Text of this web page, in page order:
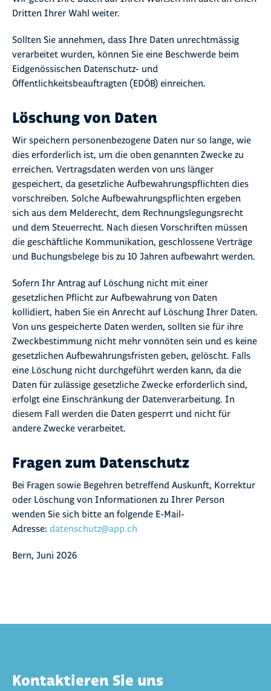
Dritten Ihrer Wahl weiter.
Sollten Sie annehmen, dass Ihre Daten unrechtmässig
verarbeitet wurden, können Sie eine Beschwerde beim
Eidgenössischen Datenschutz- und
Öffentlichkeitsbeauftragten (EDÖB) einreichen.
Löschung von Daten
Wir speichern personenbezogene Daten nur so lange, wie
dies erforderlich ist, um die oben genannten Zwecke zu
erreichen. Vertragsdaten werden von uns länger
gespeichert, da gesetzliche Aufbewahrungspflichten dies
vorschreiben. Solche Aufbewahrungspflichten ergeben
sich aus dem Melderecht, dem Rechnungslegungsrecht
und dem Steuerrecht. Nach diesen Vorschriften müssen
die geschäftliche Kommunikation, geschlossene Verträge
und Buchungsbelege bis zu 10 Jahren aufbewahrt werden.
Sofern Ihr Antrag auf Löschung nicht mit einer
gesetzlichen Pflicht zur Aufbewahrung von Daten
kollidiert, haben Sie ein Anrecht auf Löschung Ihrer Daten.
Von uns gespeicherte Daten werden, sollten sie für ihre
Zweckbestimmung nicht mehr vonnöten sein und es keine
gesetzlichen Aufbewahrungsfristen geben, gelöscht. Falls
eine Löschung nicht durchgeführt werden kann, da die
Daten für zulässige gesetzliche Zwecke erforderlich sind,
erfolgt eine Einschränkung der Datenverarbeitung. In
diesem Fall werden die Daten gesperrt und nicht für
andere Zwecke verarbeitet.
Fragen zum Datenschutz
Bei Fragen sowie Begehren betreffend Auskunft, Korrektur
oder Löschung von Informationen zu Ihrer Person
wenden Sie sich bitte an folgende E-Mail-
Adresse: datenschutz@app.ch
Bern, Juni 2026
Kontaktieren Sie uns